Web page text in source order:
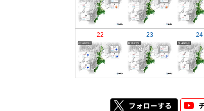
22 23 24